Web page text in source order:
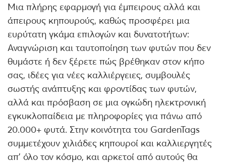
Μια πλήρης εφαρμογή για έμπειρους αλλά και
άπειρους κηπουρούς, καθώς προσφέρει μια
ευρύτατη γκάμα επιλογών και δυνατοτήτων:
Αναγνώριση και ταυτοποίηση των φυτών που δεν
θυμάστε ή δεν ξέρετε πώς βρέθηκαν στον κήπο
σας, ιδέες για νέες καλλιέργειες, συμβουλές
σωστής ανάπτυξης και φροντίδας των φυτών,
αλλά και πρόσβαση σε μια ογκώδη ηλεκτρονική
εγκυκλοπαίδεια με πληροφορίες για πάνω από
20.000+ φυτά. Στην κοινότητα του GardenTags
συμμετέχουν χιλιάδες κηπουροί και καλλιεργητές
απ’ όλο τον κόσμο, και αρκετοί από αυτούς θα